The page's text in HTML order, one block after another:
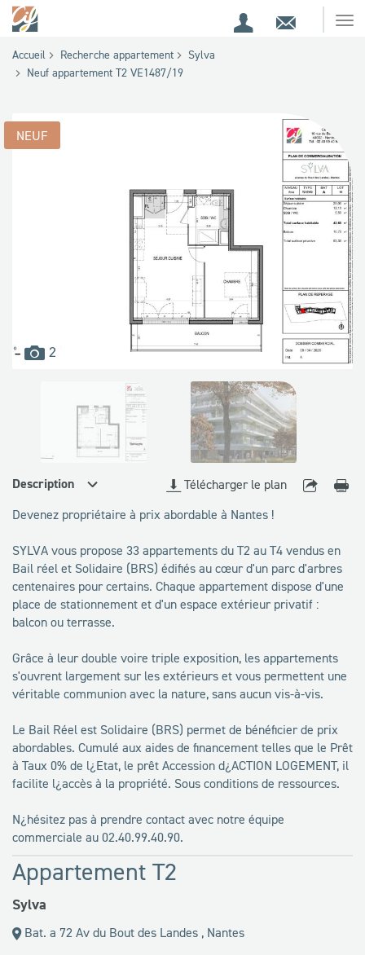
EspaceContact
Accueil Recherche appartement
Sylva
Neuf appartement T2 VE1487/19
NEUF
2
Télécharger le plan
Description
Devenez propriétaire à prix abordable à Nantes !
SYLVA vous propose 33 appartements du T2 au T4 vendus en
Bail réel et Solidaire (BRS) édifiés au cœur d'un parc d'arbres
centenaires pour certains. Chaque appartement dispose d'une
place de stationnement et d'un espace extérieur privatif :
balcon ou terrasse.
Grâce à leur double voire triple exposition, les appartements
s'ouvrent largement sur les extérieurs et vous permettent une
véritable communion avec la nature, sans aucun vis-à-vis.
Le Bail Réel est Solidaire (BRS) permet de bénéficier de prix
abordables. Cumulé aux aides de financement telles que le Prêt
à Taux 0% de l¿Etat, le prêt Accession d¿ACTION LOGEMENT, il
facilite l¿accès à la propriété. Sous conditions de ressources.
N¿hésitez pas à prendre contact avec notre équipe
commerciale au 02.40.99.40.90.
Appartement T2
Sylva
Bat. a 72 Av du Bout des Landes , Nantes